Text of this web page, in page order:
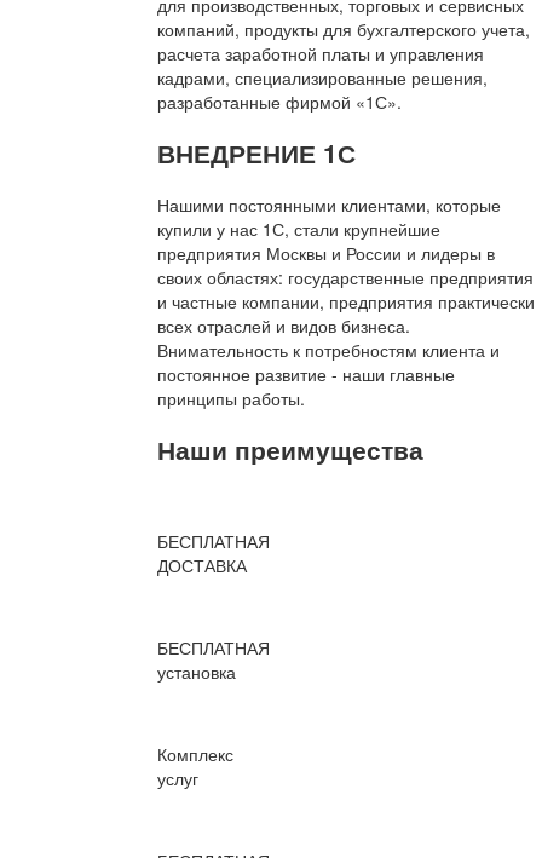
компаний, продукты для бухгалтерского учета,
расчета заработной платы и управления
кадрами, специализированные решения,
разработанные фирмой «1С».
ВНЕДРЕНИЕ 1С
Нашими постоянными клиентами, которые
купили у нас 1С, стали крупнейшие
предприятия Москвы и России и лидеры в
своих областях: государственные предприятия
и частные компании, предприятия практически
всех отраслей и видов бизнеса.
Внимательность к потребностям клиента и
постоянное развитие - наши главные
принципы работы.
Наши преимущества
БЕСПЛАТНАЯ
ДОСТАВКА
БЕСПЛАТНАЯ
установка
Комплекс
услуг